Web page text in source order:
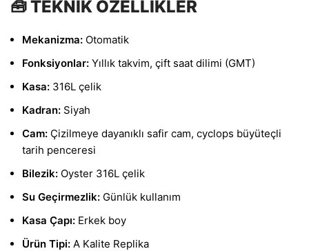
🧰 TEKNİK ÖZELLİKLER
Mekanizma: Otomatik
Fonksiyonlar: Yıllık takvim, çift saat dilimi (GMT)
Kasa: 316L çelik
Kadran: Siyah
Cam: Çizilmeye dayanıklı safir cam, cyclops büyüteçli
tarih penceresi
Bilezik: Oyster 316L çelik
Su Geçirmezlik: Günlük kullanım
Kasa Çapı: Erkek boy
Ürün Tipi: A Kalite Replika